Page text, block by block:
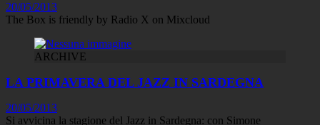
20/05/2013
The Box is friendly by Radio X on Mixcloud
ARCHIVE
LA PRIMAVERA DEL JAZZ IN SARDEGNA
20/05/2013
Si avvicina la stagione del Jazz in Sardegna: con Simone